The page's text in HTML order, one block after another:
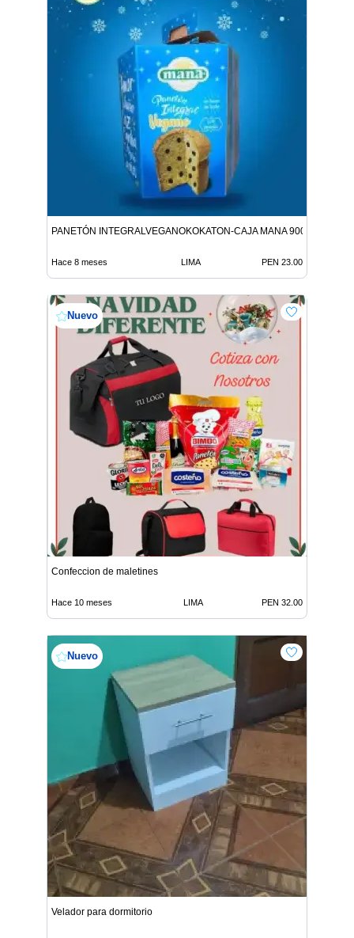
PANETÓN INTEGRALVEGANOKOKATON-CAJA MANA 900G
Hace 8 meses LIMA PEN 23.00
Nuevo
Confeccion de maletines
Hace 10 meses LIMA PEN 32.00
Nuevo
Velador para dormitorio